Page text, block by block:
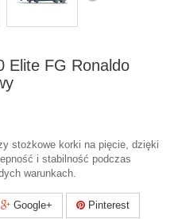
Elite FG Ronaldo
stożkowe korki na pięcie, dzięki
i stabilność podczas
warunkach.
Google+ Pinterest